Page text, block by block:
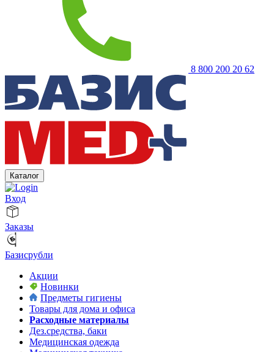
8 800 200 20 62
Каталог
Вход
Заказы
Базисрубли
Акции
Новинки
Предметы гигиены
Товары для дома и офиса
Расходные материалы
Дез.средства, баки
Медицинская одежда